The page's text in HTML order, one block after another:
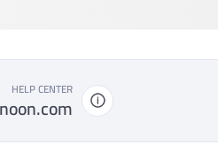
HELP CENTER